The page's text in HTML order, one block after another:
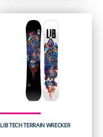
LIB TECH TERRAIN WRECKER